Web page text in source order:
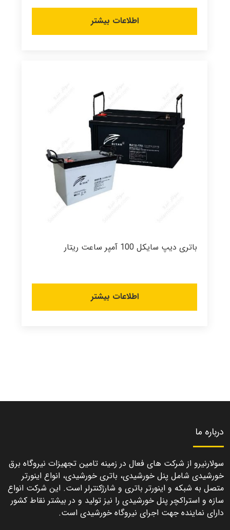
اطلاعات بیشتر
باتری دیپ سایکل 100 آمپر ساعت ریتار
اطلاعات بیشتر
درباره ما
سولارنیرو از شرکت های فعال در زمینه تامین تجهیزات نیروگاه برق
خورشیدی شامل پنل خورشیدی، باتری خورشیدی، انواع اینورتر
متصل به شبکه و اینورتر باتری و شارژکنترلر است. این شرکت انواع
سازه و استراکچر پنل خورشیدی را نیز تولید و در بیشتر نقاط کشور
دارای نماینده جهت اجرای نیروگاه خورشیدی است.